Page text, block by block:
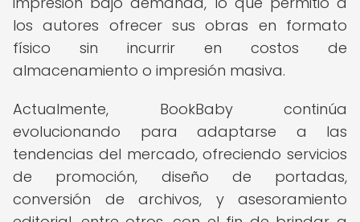
los autores ofrecer sus obras en formato
físico sin incurrir en costos de
almacenamiento o impresión masiva.
Actualmente, BookBaby continúa
evolucionando para adaptarse a las
tendencias del mercado, ofreciendo servicios
de promoción, diseño de portadas,
conversión de archivos, y asesoramiento